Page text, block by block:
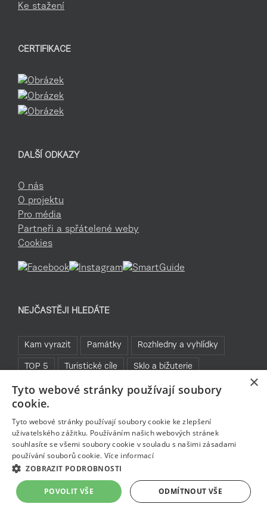
Ke stažení
CERTIFIKACE
DALŠÍ ODKAZY
O nás
O projektu
Pro média
Partneři a spřátelené weby
Cookies
NEJČASTĚJI HLEDÁTE
Kam vyrazit Památky Rozhledny a vyhlídky
TOP 5 Turistické cíle Sklo a bižuterie
Jablonecká přehrada Běžky Rozhledny
Bavte se v Jablonci
© Copyright jablonec.com 2026 - created bywww.ngstranky.cz
×
Tyto webové stránky používají soubory
cookie.
Tyto webové stránky používají soubory cookie ke zlepšení
uživatelského zážitku. Používáním našich webových stránek
souhlasíte se všemi soubory cookie v souladu s našimi zásadami
používání souborů cookie. Více informací
ZOBRAZIT PODROBNOSTI
POVOLIT VŠE ODMÍTNOUT VŠE